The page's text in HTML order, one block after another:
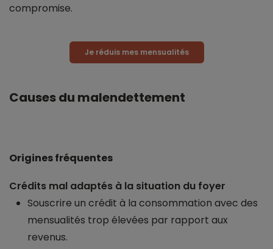
compromise.
Je réduis mes mensualités
Causes du malendettement
Origines fréquentes
Crédits mal adaptés à la situation du foyer
Souscrire un crédit à la consommation avec des
mensualités trop élevées par rapport aux
revenus.